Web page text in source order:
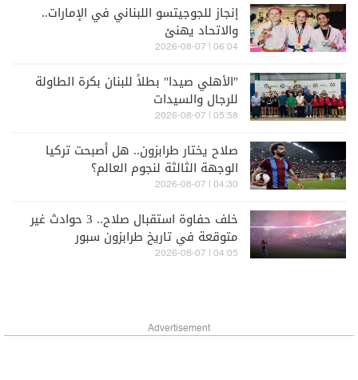
إنجاز للجوجيتسو اللبناني في الإمارات..
والاتحاد يهنئ
06:04 | 2026-08-07
"الأهلي صيدا" بطلاً للبنان بكرة الطاولة
للرجال والسيدات
05:58 | 2026-08-07
صلاح يختار طرابزون.. هل أصبحت تركيا
الوجهة الثالثة لنجوم العالم؟
04:30 | 2026-08-07
خلف حفاوة استقبال صلاح.. 3 حوادث غير
متوقعة في تاريخ طرابزون سبور
04:05 | 2026-08-07
Advertisement